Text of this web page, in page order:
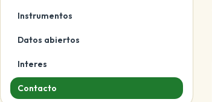
Instrumentos
Datos abiertos
Interes
Contacto